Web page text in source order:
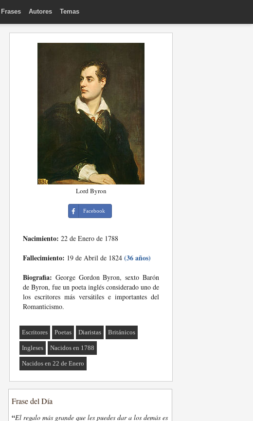
Frases Autores Temas
Lord Byron
Facebook
Nacimiento: 22 de Enero de 1788
Fallecimiento: 19 de Abril de 1824 (36 años)
Biografia: George Gordon Byron, sexto Barón
de Byron, fue un poeta inglés considerado uno de
los escritores más versátiles e importantes del
Romanticismo.
Escritores Poetas Diaristas Británicos
Ingleses Nacidos en 1788
Nacidos en 22 de Enero
Frase del Día
“El regalo más grande que les puedes dar a los demás es